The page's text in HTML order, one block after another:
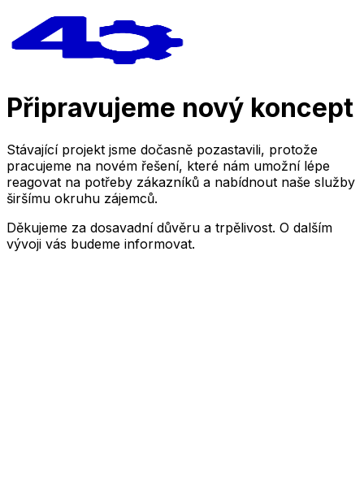
Připravujeme nový koncept
Stávající projekt jsme dočasně pozastavili, protože
pracujeme na novém řešení, které nám umožní lépe
reagovat na potřeby zákazníků a nabídnout naše služby
širšímu okruhu zájemců.
Děkujeme za dosavadní důvěru a trpělivost. O dalším
vývoji vás budeme informovat.